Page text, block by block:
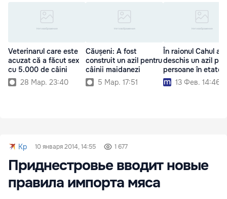
Veterinarul care este
acuzat că a făcut sex
cu 5.000 de câini
28 Мар. 23:40
Căușeni: A fost
construit un azil pentru
câinii maidanezi
5 Мар. 17:51
În raionul Cahul a
deschis un azil
persoane în etate
13 Фев. 14:46
Kp 10 января 2014, 14:55 1 677
Приднестровье вводит новые
правила импорта мяса